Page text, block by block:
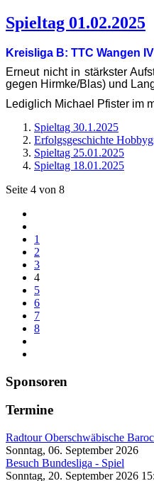
Spieltag 01.02.2025
Kreisliga B: TTC Wangen
Erneut nicht in stärkster
gegen Hirmke/Blas) und
Lediglich Michael Pfister im
Spieltag 30.1.2025
Erfolgsgeschichte
Spieltag 25.01.2025
Spieltag 18.01.2025
Seite 4 von 8
1
2
3
4
5
6
7
8
Sponsoren
Termine
Radtour Oberschwäbische
Sonntag, 06. September 2026
Besuch Bundesliga - Spiel
Sonntag, 20. September 2026